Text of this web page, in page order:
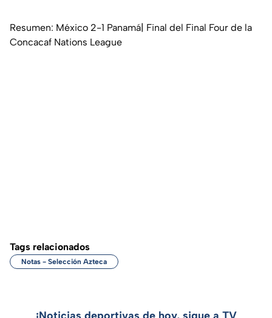
Resumen: México 2-1 Panamá| Final del Final Four de la
Concacaf Nations League
Tags relacionados
Notas - Selección Azteca